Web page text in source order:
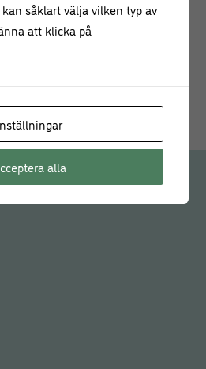
avtagbar pip vilket gör att tratten
och flaskor. Tratten är optimal
konserver utan kladd.
såklart välja vilken typ av
att klicka på
alla